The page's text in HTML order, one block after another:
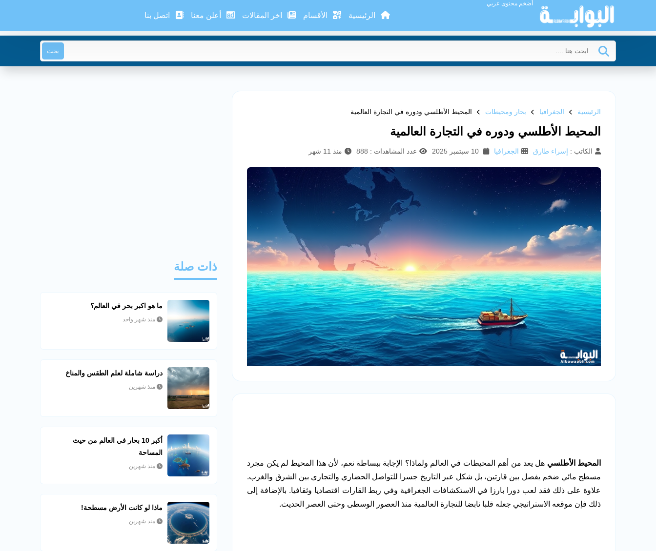
أضخم محتوى عربي
الرئيسية الأقسام اخر المقالات أعلن معنا اتصل بنا
بحث
الرئيسية الجغرافيا بحار ومحيطات المحيط الأطلسي ودوره في التجارة العالمية
المحيط الأطلسي ودوره في التجارة العالمية
الكاتب : إسراء طارق الجغرافيا عدد المشاهدات : 888 منذ 11 شهر
المحيط الأطلسي هل يعد من أهم المحيطات في العالم ولماذا؟ الإجابة ببساطة نعم، لأن هذا المحيط لم يكن مجرد
مسطح مائي ضخم يفصل بين قارتين، بل شكل عبر التاريخ جسرا للتواصل الحضاري والتجاري بين الشرق والغرب.
علاوة على ذلك فقد لعب دورا بارزا في الاستكشافات الجغرافية وفي ربط القارات اقتصاديا وثقافيا. بالإضافة إلى
ذلك فإن موقعه الاستراتيجي جعله قلبا نابضا للتجارة العالمية منذ العصور الوسطى وحتى العصر الحديث.
ذات صلة
ما هو اكبر بحر في العالم؟
منذ شهر واحد
دراسة شاملة لعلم الطقس والمناخ
منذ شهرين
أكبر 10 بحار في العالم من حيث
المساحة
منذ شهرين
ماذا لو كانت الأرض مسطحة!
منذ شهرين